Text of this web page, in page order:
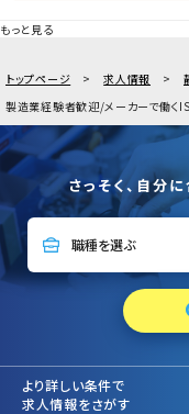
もっと見る
トップページ 求人情報
製造業経験者歓迎/メーカーで働く
さっそく、自分
より詳しい条件で
求人情報をさがす